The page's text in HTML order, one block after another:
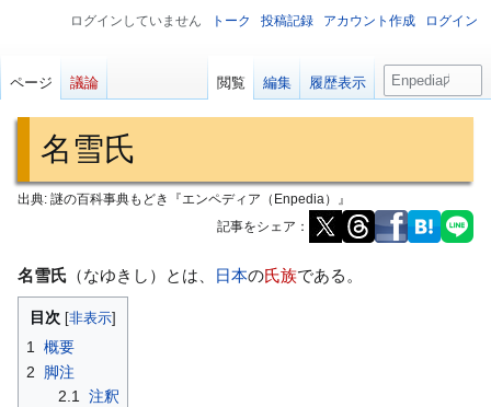
名雪氏
出典: 謎の百科事典もどき『エンペディア（Enpedia）』
記事をシェア：
ナ
ビ
ゲ
ー
シ
検
索
に
移
動
名雪氏 （なゆきし）とは、 日本の氏族である。
目次
1
概要
2
脚注
2.1 注釈
ログインしていません トーク 投稿記録 アカウント作成 ログイン
ページ 議論 閲覧 編集 履歴表示
検
索